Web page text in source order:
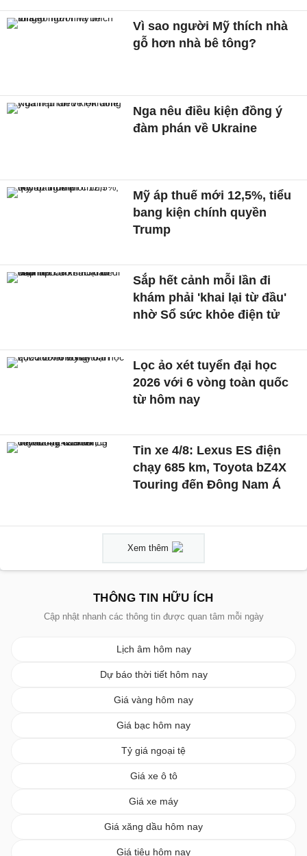
Vì sao người Mỹ thích nhà
gỗ hơn nhà bê tông?
Nga nêu điều kiện đồng ý
đàm phán về Ukraine
Mỹ áp thuế mới 12,5%, tiểu
bang kiện chính quyền
Trump
Sắp hết cảnh mỗi lần đi
khám phải 'khai lại từ đầu'
nhờ Sổ sức khỏe điện tử
Lọc ảo xét tuyển đại học
2026 với 6 vòng toàn quốc
từ hôm nay
Tin xe 4/8: Lexus ES điện
chạy 685 km, Toyota bZ4X
Touring đến Đông Nam Á
Xem thêm
THÔNG TIN HỮU ÍCH
Cập nhật nhanh các thông tin được quan tâm mỗi ngày
Lịch âm hôm nay
Dự báo thời tiết hôm nay
Giá vàng hôm nay
Giá bạc hôm nay
Tỷ giá ngoại tệ
Giá xe ô tô
Giá xe máy
Giá xăng dầu hôm nay
Giá tiêu hôm nay